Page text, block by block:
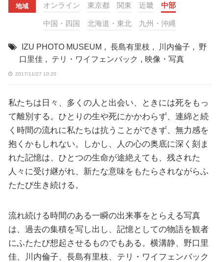
地域 オンライン 東京都 関東 近畿 中部
中国・四国 北海道・東北 九州・沖縄
IZU PHOTO MUSEUM , 長島有里枝 , 川内倫子 ,
野
口里佳 , テリ・ワイフェンバック , 映像・写真
2017/11/27 10:20
私たちは日々、多くの人と出会い、ときには死をもっ
て離別する。ひとりの生や死にかかわらず、連綿と続
く時間の流れに私たちは抗うことができず、無力感を
抱くかもしれない。しかし、人の心の奥底に深く刻ま
れた記憶は、ひとつの生命が途絶えても、残された
人々に受け継がれ、新たな意味をもたらされながらふ
たたび生き続ける。
流れ続ける時間のある一瞬の出来事をとらえる写真
は、過去の集積を写し出し、記憶としての物語を観者
にふたたび想起させるものでもある。横溝静、野口里
佳、川内倫子、長島有里枝、テリ・ワイフェンバック